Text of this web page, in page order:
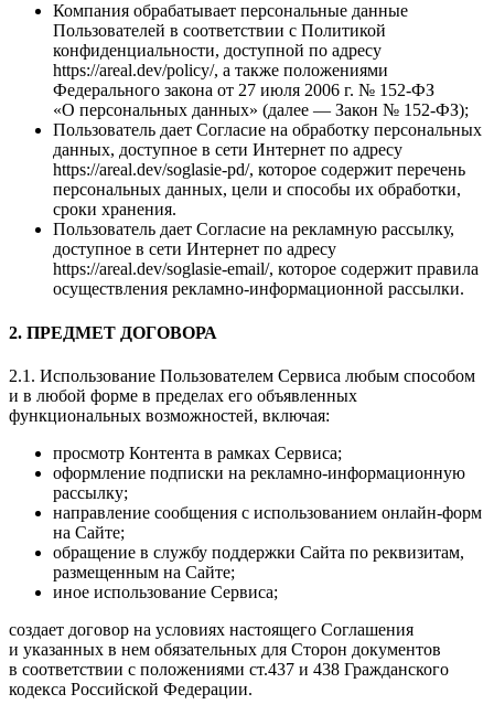
Компания обрабатывает персональные данные
Пользователей в соответствии с Политикой
конфиденциальности, доступной по адресу
https://areal.dev/policy/, а также положениями
Федерального закона от 27 июля 2006 г. № 152-ФЗ
«О персональных данных» (далее — Закон № 152-ФЗ);
Пользователь дает Согласие на обработку персональных
данных, доступное в сети Интернет по адресу
https://areal.dev/soglasie-pd/, которое содержит перечень
персональных данных, цели и способы их обработки,
сроки хранения.
Пользователь дает Согласие на рекламную рассылку,
доступное в сети Интернет по адресу
https://areal.dev/soglasie-email/, которое содержит правила
осуществления рекламно-информационной рассылки.
2. ПРЕДМЕТ ДОГОВОРА
2.1. Использование Пользователем Сервиса любым способом
и в любой форме в пределах его объявленных
функциональных возможностей, включая:
просмотр Контента в рамках Сервиса;
оформление подписки на рекламно-информационную
рассылку;
направление сообщения с использованием онлайн-форм
на Сайте;
обращение в службу поддержки Сайта по реквизитам,
размещенным на Сайте;
иное использование Сервиса;
создает договор на условиях настоящего Соглашения
и указанных в нем обязательных для Сторон документов
в соответствии с положениями ст.437 и 438 Гражданского
кодекса Российской Федерации.